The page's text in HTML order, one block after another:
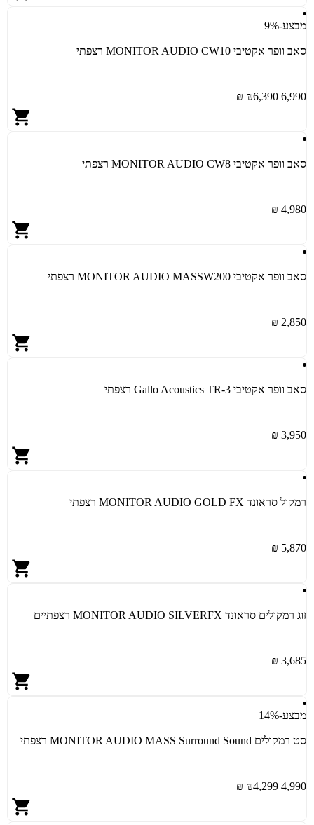
מבצע-9%
סאב וופר אקטיבי MONITOR AUDIO CW10 רצפתי
6,990 ₪
6,390 ₪
סאב וופר אקטיבי MONITOR AUDIO CW8 רצפתי
4,980 ₪
סאב וופר אקטיבי MONITOR AUDIO MASSW200 רצפתי
2,850 ₪
סאב וופר אקטיבי Gallo Acoustics TR-3 רצפתי
3,950 ₪
רמקול סראונד MONITOR AUDIO GOLD FX רצפתי
5,870 ₪
זוג רמקולים סראונד MONITOR AUDIO SILVERFX רצפתיים
3,685 ₪
מבצע-14%
סט רמקולים MONITOR AUDIO MASS Surround Sound רצפתי
4,990 ₪
4,299 ₪